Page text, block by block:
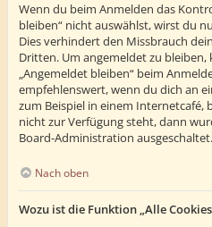
Wenn du beim Anmelden das
bleiben“ nicht auswählst, wirst du
Dies verhindert den Missbrauch
Dritten. Um angemeldet zu bleiben,
„Angemeldet bleiben“ beim
empfehlenswert, wenn du dich an
zum Beispiel in einem Internetcafé,
nicht zur Verfügung steht, dann
Board-Administration ausgeschaltet.
Nach oben
Wozu ist die Funktion „Alle